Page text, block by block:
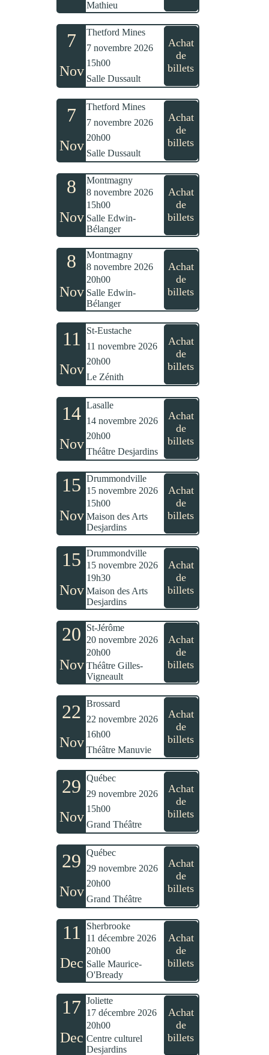
Mathieu
7 Thetford Mines
Achat
de
billets
7 novembre 2026
Nov
15h00
Salle Dussault
7 Thetford Mines
Achat
de
billets
7 novembre 2026
Nov
20h00
Salle Dussault
8 Montmagny
Achat
de
billets
8 novembre 2026
Nov
15h00
Salle Edwin-
Bélanger
8 Montmagny
Achat
de
billets
8 novembre 2026
Nov
20h00
Salle Edwin-
Bélanger
11 St-Eustache
Achat
de
billets
11 novembre 2026
Nov
20h00
Le Zénith
14 Lasalle
Achat
de
billets
14 novembre 2026
Nov
20h00
Théâtre Desjardins
15 Drummondville
Achat
de
billets
15 novembre 2026
Nov
15h00
Maison des Arts
Desjardins
15 Drummondville
Achat
de
billets
15 novembre 2026
Nov
19h30
Maison des Arts
Desjardins
20 St-Jérôme
Achat
de
billets
20 novembre 2026
Nov
20h00
Théâtre Gilles-
Vigneault
22 Brossard
Achat
de
billets
22 novembre 2026
Nov
16h00
Théâtre Manuvie
29 Québec
Achat
de
billets
29 novembre 2026
Nov
15h00
Grand Théâtre
29 Québec
Achat
de
billets
29 novembre 2026
Nov
20h00
Grand Théâtre
11 Sherbrooke
Achat
de
billets
11 décembre 2026
Dec
20h00
Salle Maurice-
O'Bready
17 Joliette
Achat
de
billets
17 décembre 2026
Dec
20h00
Centre culturel
Desjardins